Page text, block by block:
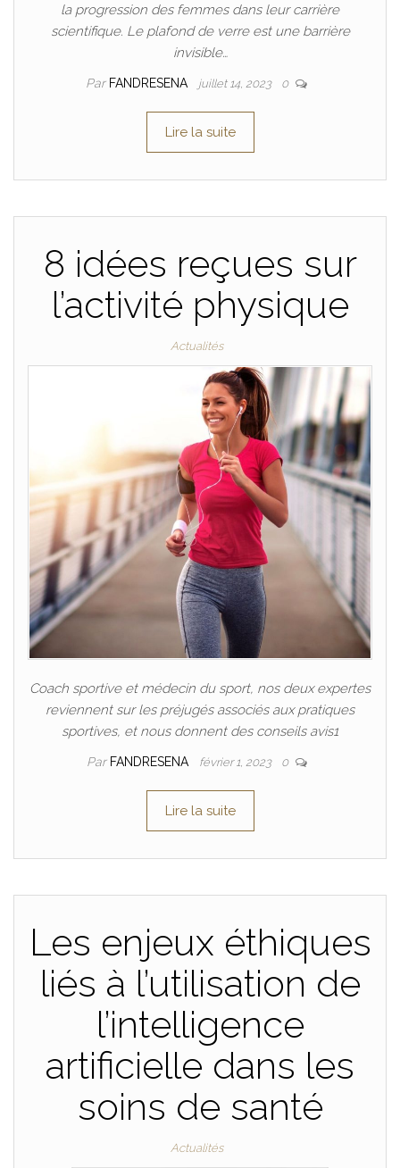
la progression des femmes dans leur carrière
scientifique. Le plafond de verre est une barrière
invisible…
Par FANDRESENA juillet 14, 2023 0
Lire la suite
8 idées reçues sur
l’activité physique
Actualités
Coach sportive et médecin du sport, nos deux expertes
reviennent sur les préjugés associés aux pratiques
sportives, et nous donnent des conseils avis1
Par FANDRESENA février 1, 2023 0
Lire la suite
Les enjeux éthiques
liés à l’utilisation de
l’intelligence
artificielle dans les
soins de santé
Actualités